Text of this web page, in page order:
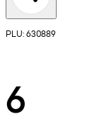
PLU: 630889
6